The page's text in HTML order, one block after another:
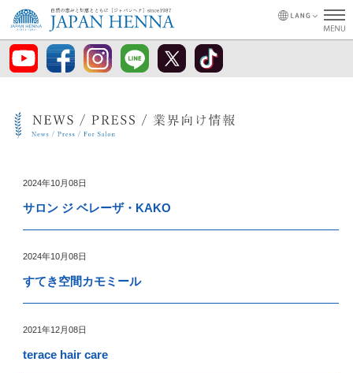
2024年10月08日
サロン ジ ベレーザ・KAKO
2024年10月08日
すてき空間カモミール
2021年12月08日
terace hair care